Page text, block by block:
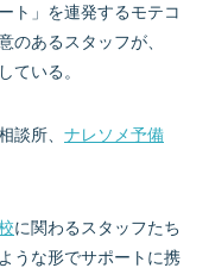
ト」を連発するモテコ
のあるスタッフが、
ている。
談所、 ナレソメ予備
に関わるスタッフたち
うな形でサポートに携